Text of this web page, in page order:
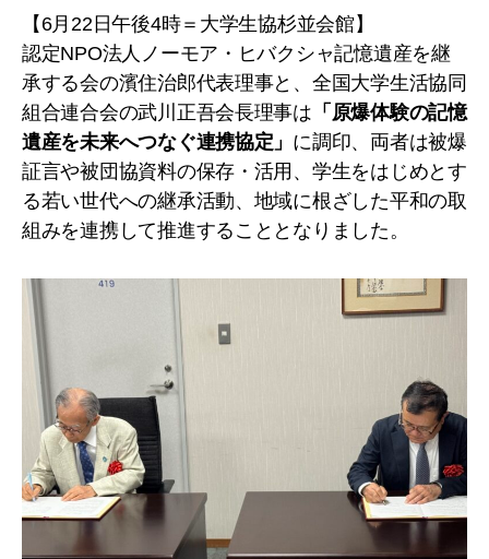
【6月22日午後4時＝大学生協杉並会館】
認定NPO法人ノーモア・ヒバクシャ記憶遺産を継
承する会の濱住治郎代表理事と、全国大学生活協同
組合連合会の武川正吾会長理事は 「原爆体験の記憶
遺産を未来へつなぐ連携協定」 に調印、両者は被爆
証言や被団協資料の保存・活用、学生をはじめとす
る若い世代への継承活動、地域に根ざした平和の取
組みを連携して推進することとなりました。